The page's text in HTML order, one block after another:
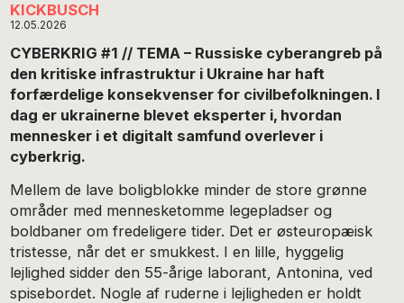
KICKBUSCH
12.05.2026
CYBERKRIG #1 // TEMA – Russiske cyberangreb på
den kritiske infrastruktur i Ukraine har haft
forfærdelige konsekvenser for civilbefolkningen. I
dag er ukrainerne blevet eksperter i, hvordan
mennesker i et digitalt samfund overlever i
cyberkrig.
Mellem de lave boligblokke minder de store grønne
områder med mennesketomme legepladser og
boldbaner om fredeligere tider. Det er østeuropæisk
tristesse, når det er smukkest. I en lille, hyggelig
lejlighed sidder den 55-årige laborant, Antonina, ved
spisebordet. Nogle af ruderne i lejligheden er holdt